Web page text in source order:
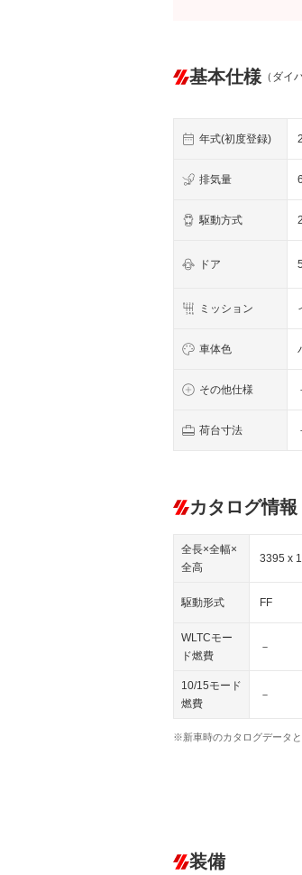
基本仕様 （ダイ
年式(初度登録)
排気量
駆動方式
ドア
ミッション
車体色
その他仕様
荷台寸法
カタログ情報
全長×全幅×
全高
3395 x
駆動形式 FF
WLTCモー
ド燃費
－
10/15モード
燃費
－
※新車時のカタログデータ
装備